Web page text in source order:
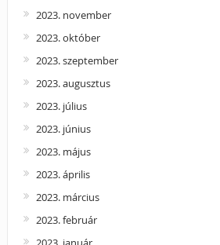
2023. november
2023. október
2023. szeptember
2023. augusztus
2023. július
2023. június
2023. május
2023. április
2023. március
2023. február